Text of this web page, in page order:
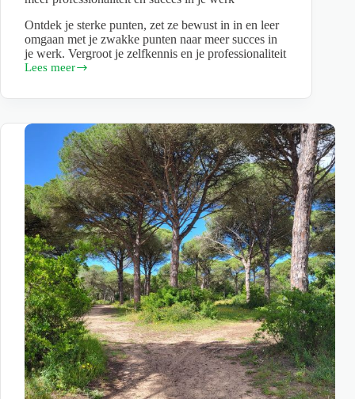
Ontdek je sterke punten, zet ze bewust in in en leer
omgaan met je zwakke punten naar meer succes in
je werk. Vergroot je zelfkennis en je professionaliteit
Lees meer
‘Hoe
ken
jezelf?’
Vergroot
zelfkennis
naar
meer
professionaliteit
en
succes
in
je
werk